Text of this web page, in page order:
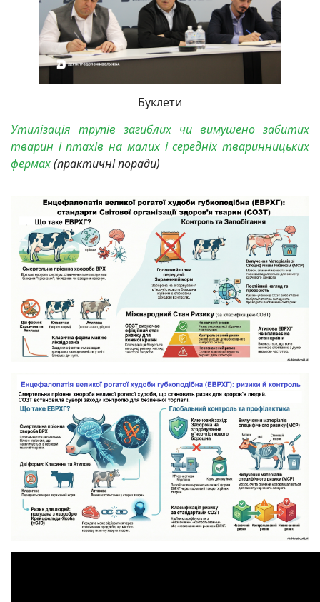
Буклети
Утилізація трупів загиблих чи вимушено забитих
тварин і птахів на малих і середніх тваринницьких
фермах(практичні поради)